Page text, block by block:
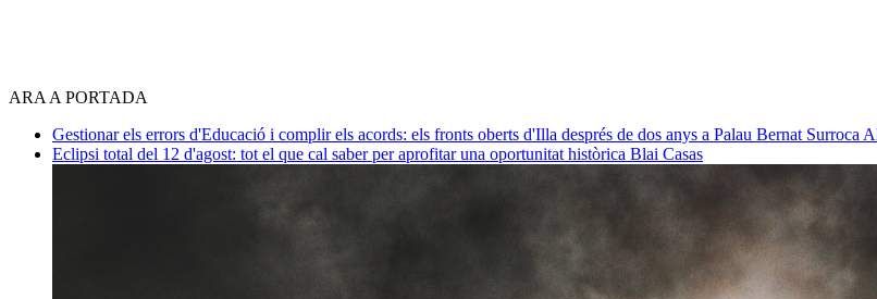
ARA A PORTADA
Gestionar els errors d'Educació i complir els acords: els fronts oberts d'Illa després de dos anys a Palau Bernat Surroca
Eclipsi total del 12 d'agost: tot el que cal saber per aprofitar una oportunitat històrica Blai Casas